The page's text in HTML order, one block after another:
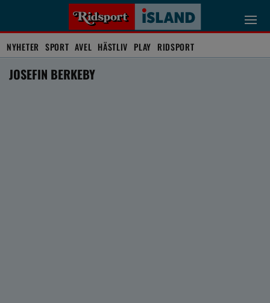
NYHETER SPORT AVEL HÄSTLIV PLAY RIDSPORT
JOSEFIN BERKEBY